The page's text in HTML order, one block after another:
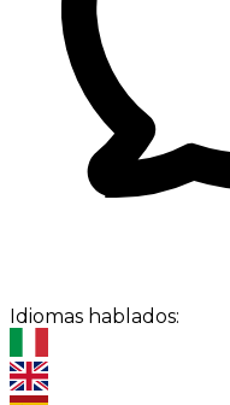
Idiomas hablados: